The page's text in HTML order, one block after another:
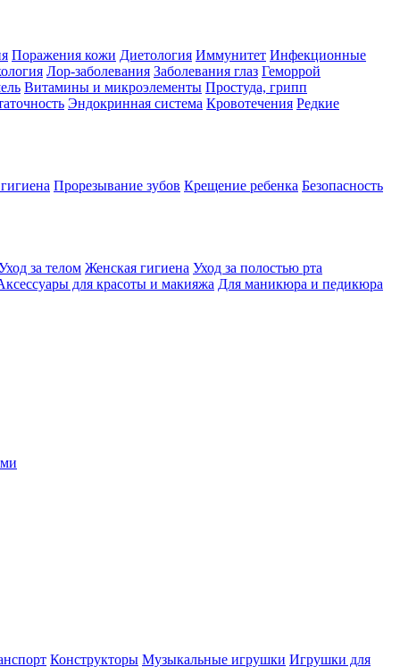
Поражения кожи Диетология Иммунитет Инфекционные
Лор-заболевания Заболевания глаз Геморрой
Витамины и микроэлементы Простуда, грипп
Эндокринная система Кровотечения Редкие
Прорезывание зубов Крещение ребенка Безопасность
за телом Женская гигиена Уход за полостью рта
для красоты и макияжа Для маникюра и педикюра
Конструкторы Музыкальные игрушки Игрушки для